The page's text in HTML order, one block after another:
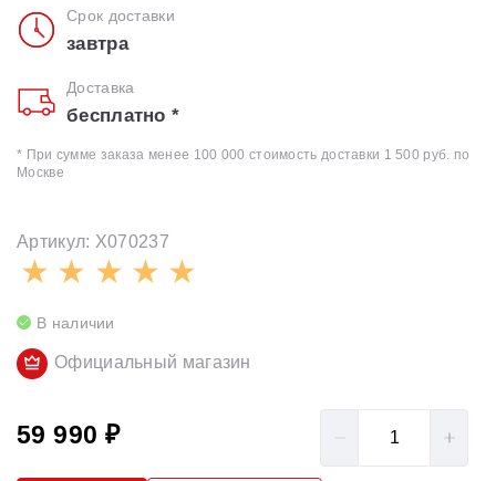
Срок доставки
завтра
Доставка
бесплатно *
* При сумме заказа менее 100 000 стоимость доставки 1 500 руб. по
Москве
Артикул: X070237
В наличии
Официальный магазин
59 990 ₽